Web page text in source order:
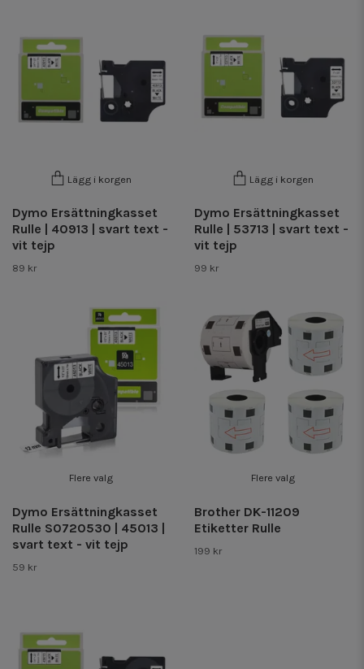
Lägg i korgen
Dymo Ersättningkasset
Rulle | 40913 | svart text -
vit tejp
89 kr
Lägg i korgen
Dymo Ersättningkasset
Rulle | 53713 | svart text -
vit tejp
99 kr
Flere valg
Dymo Ersättningkasset
Rulle S0720530 | 45013 |
svart text - vit tejp
59 kr
Flere valg
Brother DK-11209
Etiketter Rulle
199 kr